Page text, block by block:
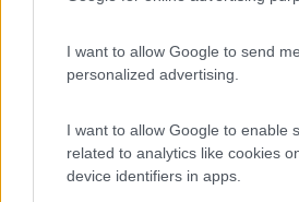
I want to allow Google to send me
personalized advertising.
I want to allow Google to enable
related to analytics like cookies
device identifiers in apps.
posizione. Ciao!
firefox
Inserito il12/04/2006 alle:15:15:49
Ho acquistato il kit (parabola +
l'anno scorso al prezzo di 99 Euro. Non